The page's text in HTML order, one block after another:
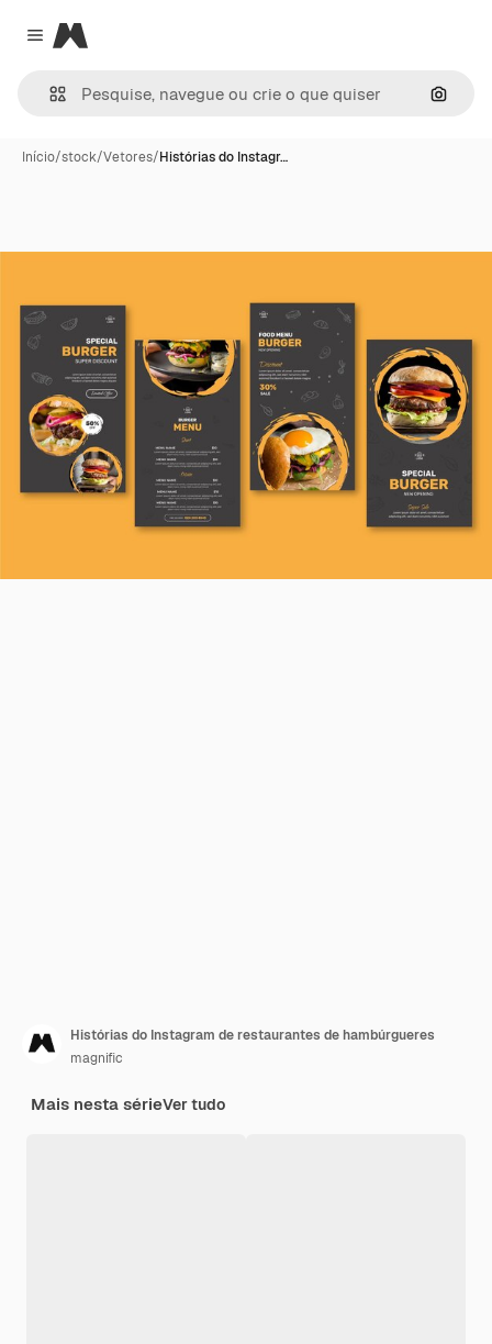
Close menu
Magnific
Início/stock/Vetores/Histórias do Instagr…
Histórias do Instagram de restaurantes de hambúrgueres
magnific
Mais nesta sérieVer tudo